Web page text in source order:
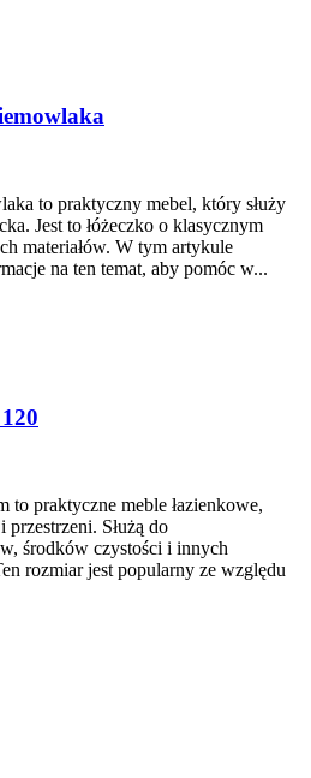
to praktyczny mebel, który służy
Jest to łóżeczko o klasycznym
materiałów. W tym artykule
na ten temat, aby pomóc w...
to praktyczne meble łazienkowe,
Służą do
środków czystości i innych
rozmiar jest popularny ze względu